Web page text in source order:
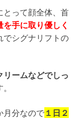
とって顔全体、首
手に取り優しく
でシグナリフトの
リームなどでしっ
月分なので １日２